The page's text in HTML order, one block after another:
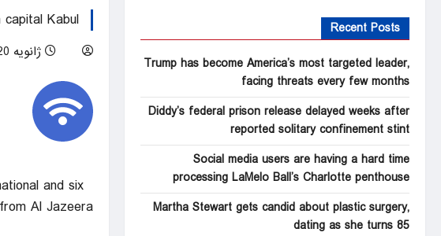
Kabul
ژانویه 20, 2026
and six
Al Jazeera
Recent Posts
Trump has become America’s most targeted leader,
facing threats every few months
Diddy’s federal prison release delayed weeks after
reported solitary confinement stint
Social media users are having a hard time
processing LaMelo Ball’s Charlotte penthouse
Martha Stewart gets candid about plastic surgery,
dating as she turns 85